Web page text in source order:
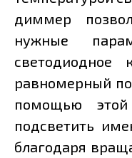
диммер
нужные
равномерный
помощью
подсветить
благодаря